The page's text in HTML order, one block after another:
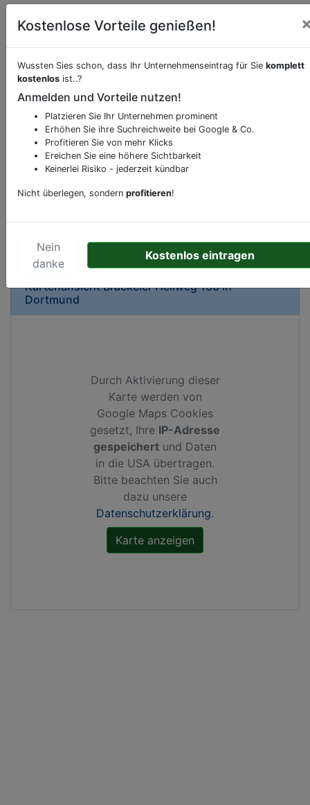
Sie möchten eine Beschreibung, Dienstleistung
oder andere relevante Informationen hinzufügen?
Klicken Sie bittehierum uns zu kontaktieren.
Gerne erweitern wir Ihren Firmeneintrag um
Sonderangebote odere besondere Services, die
Ihren Wettbewerbern abheben.
KartenansichtBrackeler Hellweg 136in
Dortmund
Durch Aktivierung dieser
Karte werden von
Google Maps Cookies
gesetzt, Ihre IP-Adresse
gespeichert und Daten
in die USA übertragen.
Bitte beachten Sie auch
dazu unsere
Datenschutzerklärung.
Kostenlose Vorteile genießen!
Wussten Sies schon, dass Ihr Unternehmenseintrag für Sie komplett
kostenlos ist..?
Anmelden und Vorteile nutzen!
Platzieren Sie Ihr Unternehmen prominent
Erhöhen Sie ihre Suchreichweite bei Google & Co.
Profitieren Sie von mehr Klicks
Ereichen Sie eine höhere Sichtbarkeit
Keinerlei Risiko - jederzeit kündbar
Nicht überlegen, sondern profitieren!
Nein
danke
Kostenlos eintragen